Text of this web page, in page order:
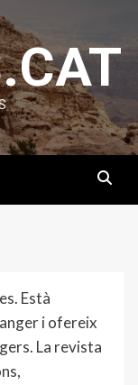
Està
i ofereix
La revista